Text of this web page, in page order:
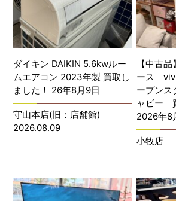
ダイキン DAIKIN 5.6kwルー
ムエアコン 2023年製 買取し
ました！ 26年8月9日
守山本店(旧：店舗館)
2026.08.09
【中古
ース
ープン
ャビー
2026年8
小牧店